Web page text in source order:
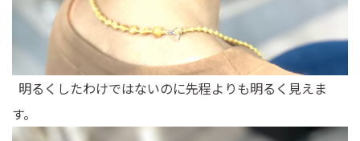
明るくしたわけではないのに先程よりも明るく見えま
す。